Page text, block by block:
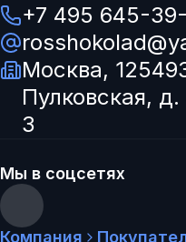
+7 495 645-
Москва,
Пулковская, д.
3
Мы в соцсетях
Компания